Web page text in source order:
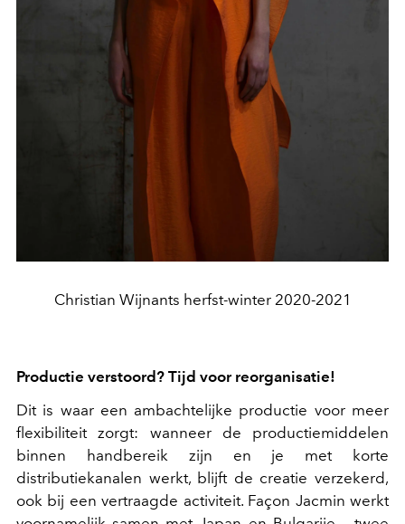
Christian Wijnants herfst-winter 2020-2021
Productie verstoord? Tijd voor reorganisatie!
Dit is waar een ambachtelijke productie voor meer
flexibiliteit zorgt: wanneer de productiemiddelen
binnen handbereik zijn en je met korte
distributiekanalen werkt, blijft de creatie verzekerd,
ook bij een vertraagde activiteit. Façon Jacmin werkt